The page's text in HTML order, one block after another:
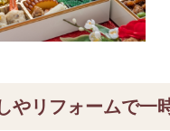
やリフォームで一